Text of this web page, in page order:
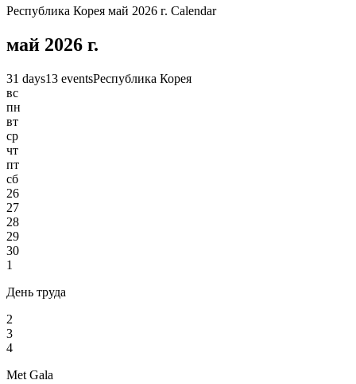
Республика Корея май 2026 г. Calendar
май 2026 г.
31 days13 eventsРеспублика Корея
вс
пн
вт
ср
чт
пт
сб
26
27
28
29
30
1
День труда
2
3
4
Met Gala